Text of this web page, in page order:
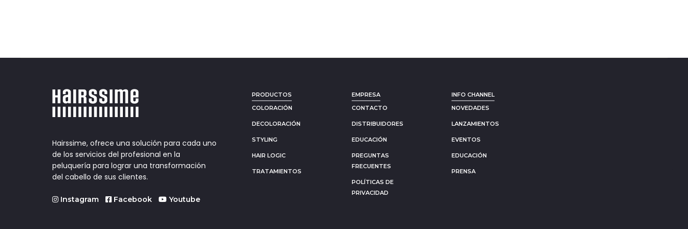
Hairssime, ofrece una solución para cada uno
de los servicios del profesional en la
peluquería para lograr una transformación
del cabello de sus clientes.
Instagram Facebook Youtube
PRODUCTOS
COLORACIÓN
DECOLORACIÓN
STYLING
HAIR LOGIC
TRATAMIENTOS
EMPRESA
CONTACTO
DISTRIBUIDORES
EDUCACIÓN
PREGUNTAS
FRECUENTES
POLÍTICAS DE
PRIVACIDAD
INFO CHANNEL
NOVEDADES
LANZAMIENTOS
EVENTOS
EDUCACIÓN
PRENSA